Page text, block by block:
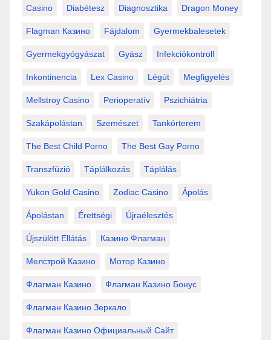
Casino Diabétesz Diagnosztika Dragon Money
Flagman Казино Fájdalom Gyermekbalesetek
Gyermekgyógyászat Gyász Infekciókontroll
Inkontinencia Lex Casino Légút Megfigyelés
Mellstroy Casino Perioperatív Pszichiátria
Szakápolástan Szemészet Tankórterem
The Best Child Porno The Best Gay Porno
Transzfúzió Táplálkozás Táplálás
Yukon Gold Casino Zodiac Casino Ápolás
Ápolástan Érettségi Újraélesztés
Újszülött Ellátás Казино Флагман
Мелстрой Казино Мотор Казино
Флагман Казино Флагман Казино Бонус
Флагман Казино Зеркало
Флагман Казино Официальный Сайт